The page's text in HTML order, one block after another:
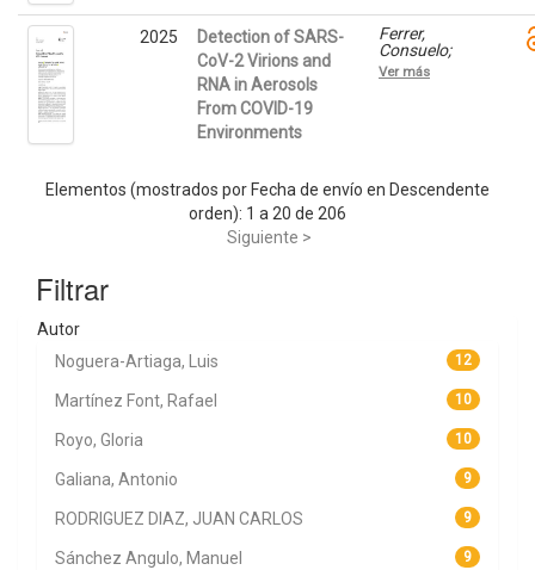
Franco, José;
Colom
Valiente,
María
Francisca
JOHN EKAI;
Ferrández,
David;
Ramírez,
Laura; Gomez-
2025
Detection of SARS-
CoV-2 Virions and
RNA in Aerosols
From COVID-19
Environments
Ferrer,
Consuelo;
Gomez-
Sanchez,
Paloma;
Yubero Funes,
Ver más
Elementos (mostrados por Fecha de envío en Descendente
orden): 1 a 20 de 206
Siguiente >
Filtrar
Autor
12
Noguera-Artiaga, Luis
10
Martínez Font, Rafael
10
Royo, Gloria
9
Galiana, Antonio
9
RODRIGUEZ DIAZ, JUAN CARLOS
9
Sánchez Angulo, Manuel